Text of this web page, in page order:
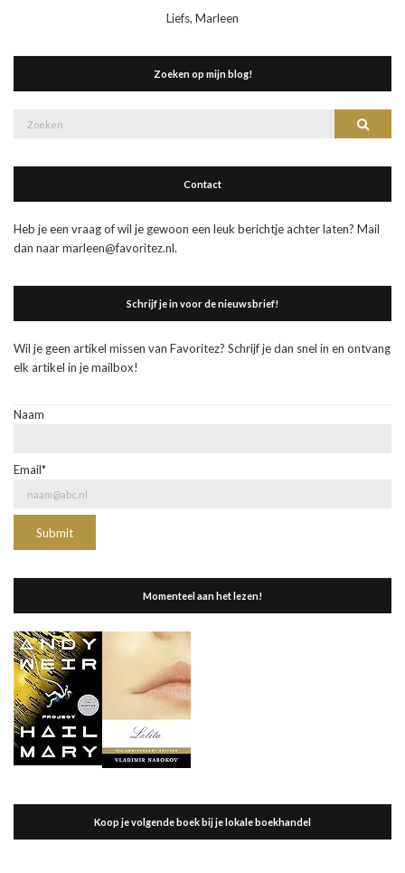
Liefs, Marleen
Zoeken op mijn blog!
Contact
Heb je een vraag of wil je gewoon een leuk berichtje achter laten? Mail
dan naar marleen@favoritez.nl.
Schrijf je in voor de nieuwsbrief!
Wil je geen artikel missen van Favoritez? Schrijf je dan snel in en ontvang
elk artikel in je mailbox!
Naam
Email*
Momenteel aan het lezen!
Koop je volgende boek bij je lokale boekhandel